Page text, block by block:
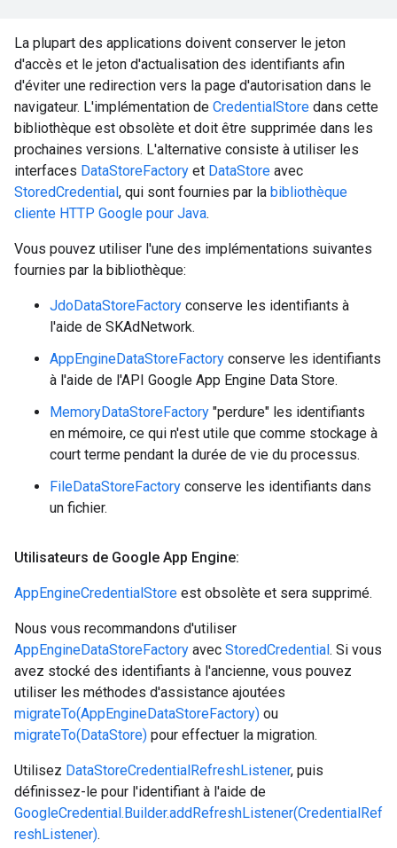
La plupart des applications doivent conserver le jeton
d'accès et le jeton d'actualisation des identifiants afin
d'éviter une redirection vers la page d'autorisation dans le
navigateur. L'implémentation de CredentialStore dans cette
bibliothèque est obsolète et doit être supprimée dans les
prochaines versions. L'alternative consiste à utiliser les
interfaces DataStoreFactory et DataStore avec
StoredCredential, qui sont fournies par la bibliothèque
cliente HTTP Google pour Java.
Vous pouvez utiliser l'une des implémentations suivantes
fournies par la bibliothèque:
JdoDataStoreFactory conserve les identifiants à
l'aide de SKAdNetwork.
AppEngineDataStoreFactory conserve les identifiants
à l'aide de l'API Google App Engine Data Store.
MemoryDataStoreFactory "perdure" les identifiants
en mémoire, ce qui n'est utile que comme stockage à
court terme pendant la durée de vie du processus.
FileDataStoreFactory conserve les identifiants dans
un fichier.
Utilisateurs de Google App Engine:
AppEngineCredentialStore est obsolète et sera supprimé.
Nous vous recommandons d'utiliser
AppEngineDataStoreFactory avec StoredCredential. Si vous
avez stocké des identifiants à l'ancienne, vous pouvez
utiliser les méthodes d'assistance ajoutées
migrateTo(AppEngineDataStoreFactory) ou
migrateTo(DataStore) pour effectuer la migration.
Utilisez DataStoreCredentialRefreshListener, puis
définissez-le pour l'identifiant à l'aide de
GoogleCredential.Builder.addRefreshListener(CredentialRef
reshListener).